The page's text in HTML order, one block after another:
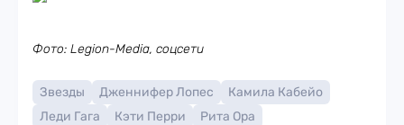
Фото: Legion-Media, соцсети
Звезды Дженнифер Лопес
Камила Кабейо
Леди Гага
Кэти Перри Рита Ора